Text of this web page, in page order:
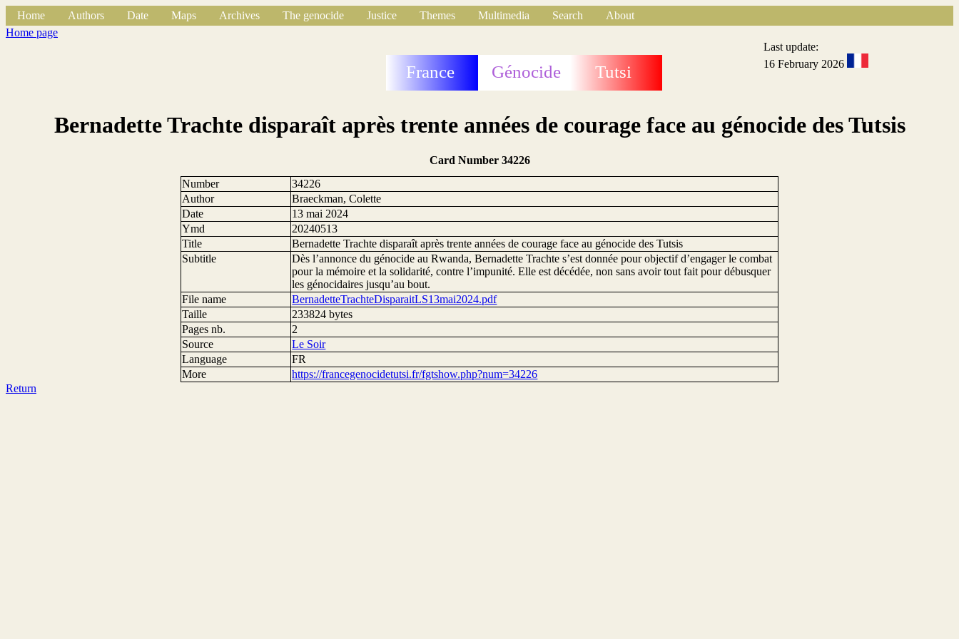
Home Authors Date Maps Archives The genocide Justice Themes Multimedia Search
About
Home page
France Génocide Tutsi
Last update:
16 February 2026
Bernadette Trachte disparaît après trente années de courage face au génocide des Tutsis
Card Number 34226
Number
34226
Author
Braeckman, Colette
Date
13 mai 2024
Ymd
20240513
Title
Bernadette Trachte disparaît après trente années de courage face au génocide des Tutsis
Subtitle
Dès l’annonce du génocide au Rwanda, Bernadette Trachte s’est donnée pour objectif d’engager le combat
pour la mémoire et la solidarité, contre l’impunité. Elle est décédée, non sans avoir tout fait pour débusquer
les génocidaires jusqu’au bout.
File name
BernadetteTrachteDisparaitLS13mai2024.pdf
Taille
233824 bytes
Pages nb.
2
Source
Le Soir
Language
FR
More
https://francegenocidetutsi.fr/fgtshow.php?num=34226
Return